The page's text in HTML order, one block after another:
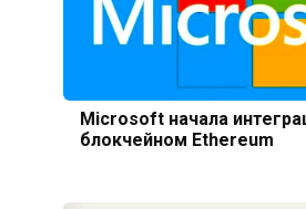
Microsoft начала
блокчейном Ethereum